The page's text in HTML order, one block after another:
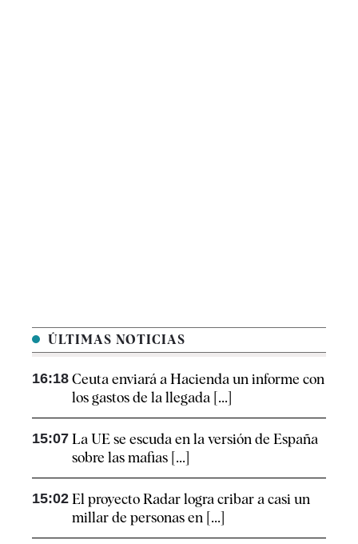
ÚLTIMAS NOTICIAS
16:18 Ceuta enviará a Hacienda un informe con
los gastos de la llegada [...]
15:07 La UE se escuda en la versión de España
sobre las mafias [...]
15:02 El proyecto Radar logra cribar a casi un
millar de personas en [...]